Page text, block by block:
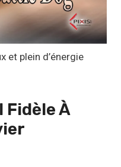
et plein d’énergie
À